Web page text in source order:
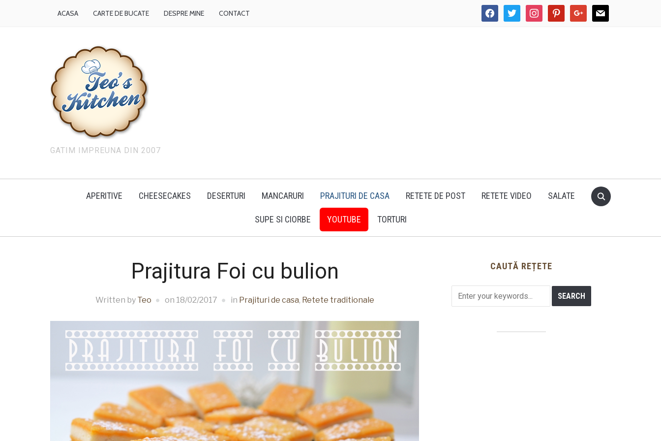
facebooktwitter instagrampinterestgoogle mail
ACASA CARTE DE BUCATE DESPRE MINE CONTACT
GATIM IMPREUNA DIN 2007
APERITIVE CHEESECAKES DESERTURI MANCARURI PRAJITURI DE CASA RETETE DE POST RETETE VIDEO SALATE
SUPE SI CIORBE YOUTUBE TORTURI
Prajitura Foi cu bulion
Written by Teo on 18/02/2017 in Prajituri de casa, Retete traditionale
CAUTĂ REȚETE